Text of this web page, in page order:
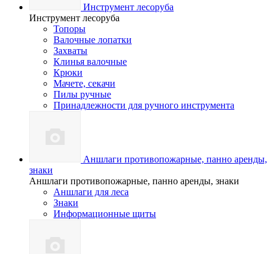
Инструмент лесоруба
Инструмент лесоруба
Топоры
Валочные лопатки
Захваты
Клинья валочные
Крюки
Мачете, секачи
Пилы ручные
Принадлежности для ручного инструмента
Аншлаги противопожарные, панно аренды,
знаки
Аншлаги противопожарные, панно аренды, знаки
Аншлаги для леса
Знаки
Информационные щиты